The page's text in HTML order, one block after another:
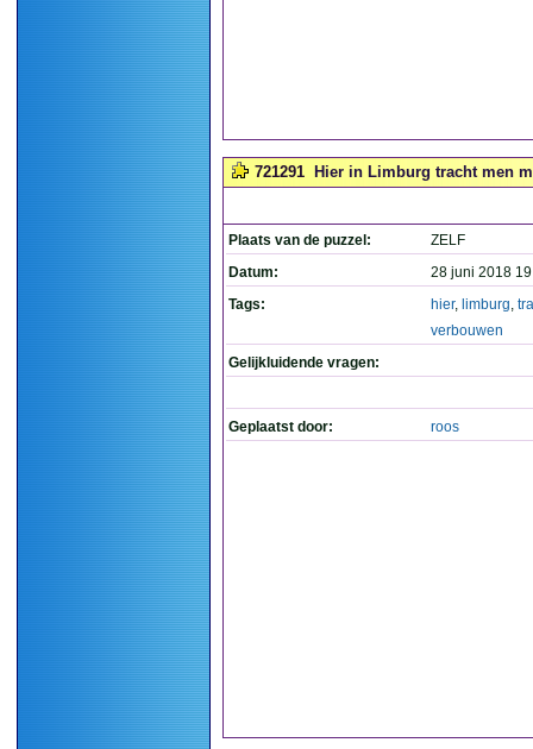
721291 Hier in Limburg tracht men
Plaats van de puzzel:
ZELF
Datum:
28 juni 2018
Tags:
hier, limburg,
verbouwen
Gelijkluidende vragen:
Geplaatst door: roos